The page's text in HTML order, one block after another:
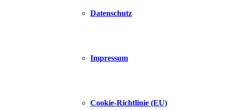
Datenschutz
Impressum
Cookie-Richtlinie (EU)